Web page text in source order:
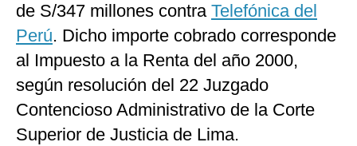
de S/347 millones contra Telefónica del
Perú. Dicho importe cobrado corresponde
al Impuesto a la Renta del año 2000,
según resolución del 22 Juzgado
Contencioso Administrativo de la Corte
Superior de Justicia de Lima.